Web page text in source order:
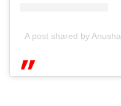
A post shared by